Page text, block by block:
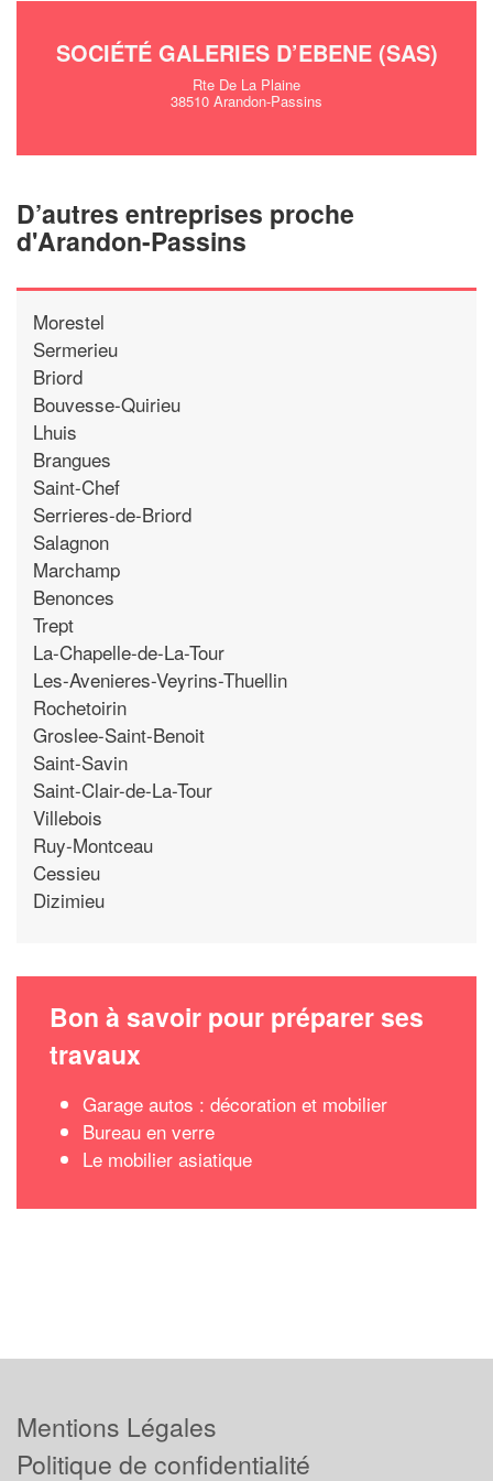
SOCIÉTÉ GALERIES D’EBENE (SAS)
Rte De La Plaine
38510 Arandon-Passins
D’autres entreprises proche
d'Arandon-Passins
Morestel
Sermerieu
Briord
Bouvesse-Quirieu
Lhuis
Brangues
Saint-Chef
Serrieres-de-Briord
Salagnon
Marchamp
Benonces
Trept
La-Chapelle-de-La-Tour
Les-Avenieres-Veyrins-Thuellin
Rochetoirin
Groslee-Saint-Benoit
Saint-Savin
Saint-Clair-de-La-Tour
Villebois
Ruy-Montceau
Cessieu
Dizimieu
Bon à savoir pour préparer ses
travaux
Garage autos : décoration et mobilier
Bureau en verre
Le mobilier asiatique
Mentions Légales
Politique de confidentialité